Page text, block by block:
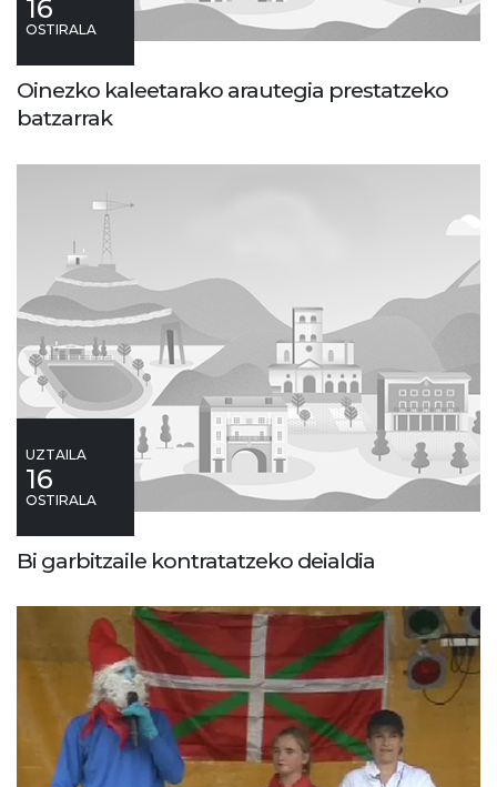
16
OSTIRALA
Oinezko kaleetarako arautegia prestatzeko
batzarrak
UZTAILA
16
OSTIRALA
Bi garbitzaile kontratatzeko deialdia